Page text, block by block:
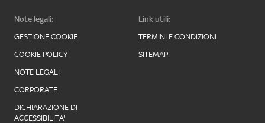
Note legali:
GESTIONE COOKIE
COOKIE POLICY
NOTE LEGALI
CORPORATE
DICHIARAZIONE DI
ACCESSIBILITA'
Link utili:
TERMINI E CONDIZIONI
SITEMAP